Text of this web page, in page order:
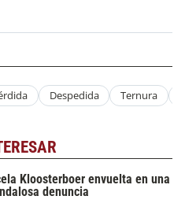
Despedida Ternura
Kloosterboer envuelta en una
denuncia